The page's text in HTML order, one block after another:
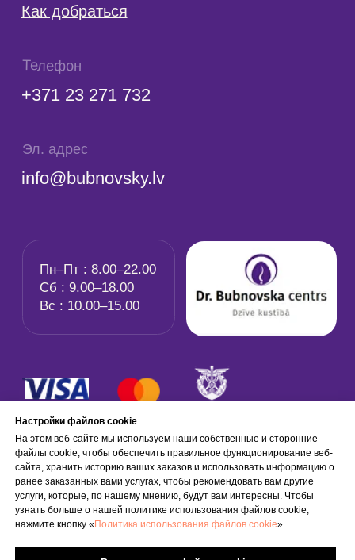
Настройки файлов cookie
На этом веб-сайте мы используем наши собственные и сторонние
файлы cookie, чтобы обеспечить правильное функционирование веб-
сайта, хранить историю ваших заказов и использовать информацию о
ранее заказанных вами услугах, чтобы рекомендовать вам другие
услуги, которые, по нашему мнению, будут вам интересны. Чтобы
узнать больше о нашей политике использования файлов cookie,
нажмите кнопку « Политика использования файлов cookie».